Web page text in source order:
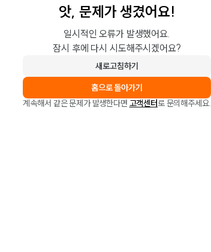
앗, 문제가 생겼어요!
일시적인 오류가 발생했어요.
잠시 후에 다시 시도해주시겠어요?
새로고침하기
홈으로 돌아가기
계속해서 같은 문제가 발생한다면 고객센터로 문의해주세요.